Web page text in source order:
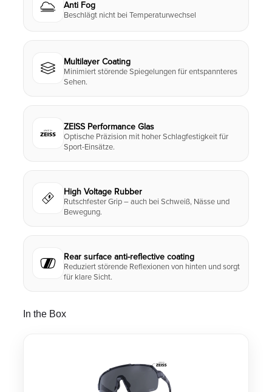
Anti Fog
Beschlägt nicht bei Temperaturwechsel
Multilayer Coating
Minimiert störende Spiegelungen für entspannteres
Sehen.
ZEISS Performance Glas
Optische Präzision mit hoher Schlagfestigkeit für
Sport-Einsätze.
High Voltage Rubber
Rutschfester Grip – auch bei Schweiß, Nässe und
Bewegung.
Rear surface anti-reflective coating
Reduziert störende Reflexionen von hinten und sorgt
für klare Sicht.
In the Box